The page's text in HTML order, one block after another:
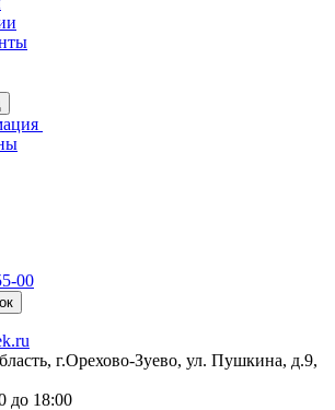
00
г.Орехово-Зуево, ул. Пушкина, д.9,
до 18:00